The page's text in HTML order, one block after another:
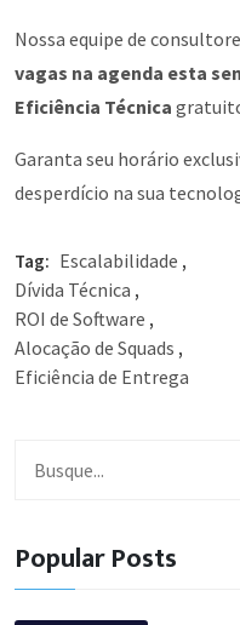
Nossa equipe de
vagas na agenda esta
Eficiência Técnica
Garanta seu horário
desperdício na sua
Tag: Escalabilidade ,
Dívida Técnica ,
ROI de Software ,
Alocação de Squads ,
Eficiência de Entrega
Popular Posts